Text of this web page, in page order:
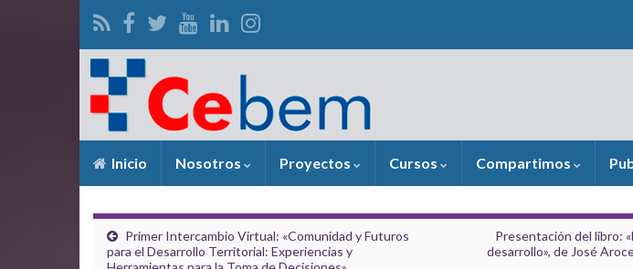
Inicio Nosotros Proyectos Cursos Compartimos
Primer Intercambio Virtual: «Comunidad y Futuros
para el Desarrollo Territorial: Experiencias y
Presentación del libro:
desarrollo», de José